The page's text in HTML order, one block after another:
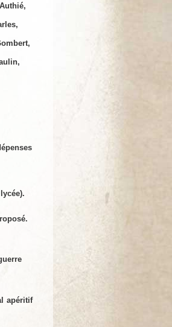
.
apéritif